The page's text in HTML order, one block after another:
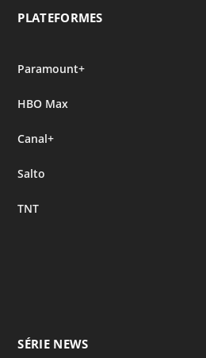
PLATEFORMES
Paramount+
HBO Max
Canal+
Salto
TNT
SÉRIE NEWS